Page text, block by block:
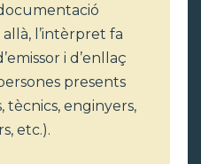
l’intèrpret fa
i d’enllaç
presents
tècnics, enginyers,
etc.).